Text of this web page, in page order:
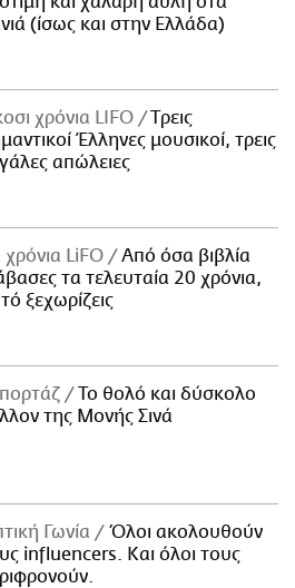
(ίσως και στην Ελλάδα)
χρόνια LIFO
Tρεις
Έλληνες μουσικοί, τρεις
απώλειες
χρόνια LiFO
Από όσα βιβλία
τα τελευταία 20 χρόνια,
ξεχωρίζεις
Το θολό και δύσκολο
της Μονής Σινά
Γωνία
Όλοι ακολουθούν
influencers. Και όλοι τους